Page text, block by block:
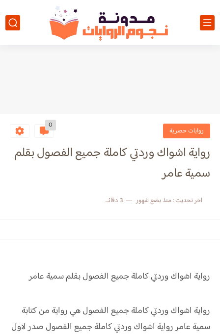
روايات حصرية
0
رواية اشواك وردتي كاملة جميع الفصول بقلم
سمية عامر
اخر تحديث :منذ بضع شهور 3 دقائق للقراءة
رواية اشواك وردتي كاملة جميع الفصول بقلم سمية عامر
رواية اشواك وردتي كاملة جميع الفصول هي رواية من كتابة
سمية عامر رواية اشواك وردتي كاملة جميع الفصول صدر لاول